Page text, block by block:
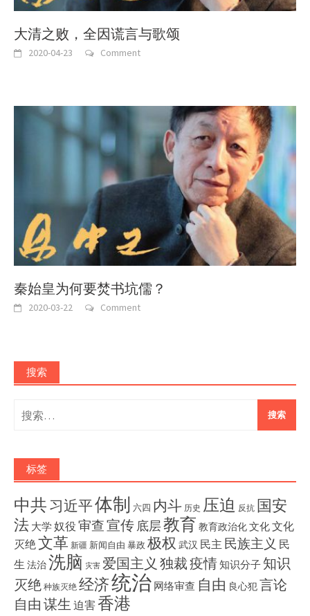
大清之败，全因谎言与歌颂
2020-04-23 Comment
秦始皇为何要焚书坑儒？
2020-03-22 Comment
搜索
搜
索：
标签
中共习近平体制 六四 内斗 历史 压迫 反抗 国安
法 大学 奴役 审查宣传底层教育 教育政治化文化文化
灭绝文革 新疆 新闻自由 暴政 极权 武汉 民主 民族主义 民
生 法治洗脑 灾害 爱国主义 独裁疫情知识分子 知识
灭绝 种族灭绝 经济统治 网络审查 自由 良心犯言论
自由 谋生 迫害香港